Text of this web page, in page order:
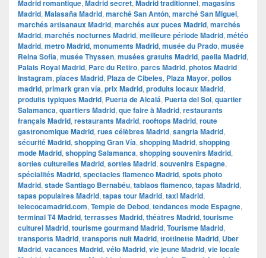
Madrid romantique, Madrid secret, Madrid traditionnel, magasins
Madrid, Malasaña Madrid, marché San Antón, marché San Miguel,
marchés artisanaux Madrid, marchés aux puces Madrid, marchés
Madrid, marchés nocturnes Madrid, meilleure période Madrid, météo
Madrid, metro Madrid, monuments Madrid, musée du Prado, musée
Reina Sofía, musée Thyssen, musées gratuits Madrid, paella Madrid,
Palais Royal Madrid, Parc du Retiro, parcs Madrid, photos Madrid
Instagram, places Madrid, Plaza de Cibeles, Plaza Mayor, pollos
madrid, primark gran vía, prix Madrid, produits locaux Madrid,
produits typiques Madrid, Puerta de Alcalá, Puerta del Sol, quartier
Salamanca, quartiers Madrid, que faire à Madrid, restaurants
français Madrid, restaurants Madrid, rooftops Madrid, route
gastronomique Madrid, rues célèbres Madrid, sangria Madrid,
sécurité Madrid, shopping Gran Vía, shopping Madrid, shopping
mode Madrid, shopping Salamanca, shopping souvenirs Madrid,
sorties culturelles Madrid, sorties Madrid, souvenirs Espagne,
spécialités Madrid, spectacles flamenco Madrid, spots photo
Madrid, stade Santiago Bernabéu, tablaos flamenco, tapas Madrid,
tapas populaires Madrid, tapas tour Madrid, taxi Madrid,
telecocamadrid.com, Temple de Debod, tendances mode Espagne,
terminal T4 Madrid, terrasses Madrid, théâtres Madrid, tourisme
culturel Madrid, tourisme gourmand Madrid, Tourisme Madrid,
transports Madrid, transports nuit Madrid, trottinette Madrid, Uber
Madrid, vacances Madrid, vélo Madrid, vie jeune Madrid, vie locale